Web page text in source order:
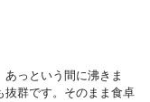
っという間に沸きま
抜群です。そのまま食卓